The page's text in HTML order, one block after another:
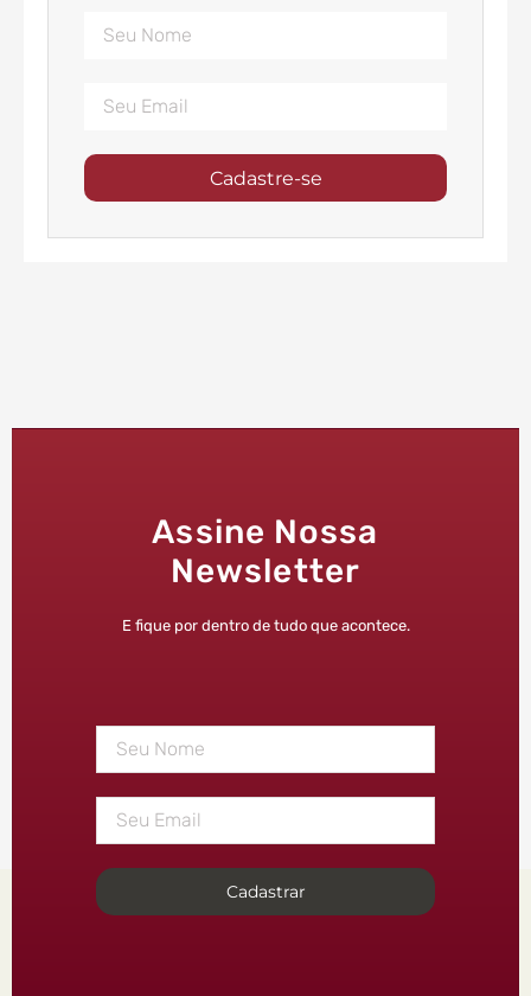
Cadastre-se
Assine Nossa
Newsletter
E fique por dentro de tudo que acontece.
Cadastrar